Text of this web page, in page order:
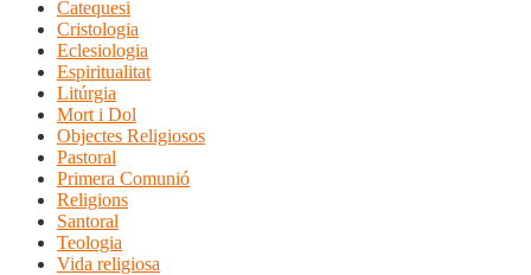
Catequesi
Cristologia
Eclesiologia
Espiritualitat
Litúrgia
Mort i Dol
Objectes Religiosos
Pastoral
Primera Comunió
Religions
Santoral
Teologia
Vida religiosa